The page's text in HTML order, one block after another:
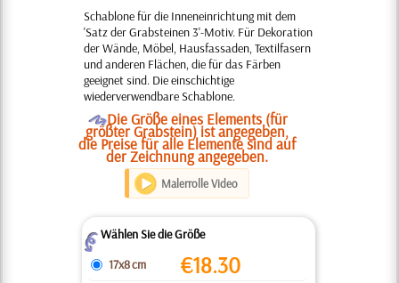
Schablone für die Inneneinrichtung mit dem
'Satz der Grabsteinen 3'-Motiv. Für Dekoration
der Wände, Möbel, Hausfassaden, Textilfasern
und anderen Flächen, die für das Färben
geeignet sind. Die einschichtige
wiederverwendbare Schablone.
ODie Größe eines Elements (für
größter Grabstein) ist angegeben,
die Preise für alle Elemente sind auf
der Zeichnung angegeben.
Malerrolle Video
ZWählen Sie die Größe
17x8 cm
€18.30